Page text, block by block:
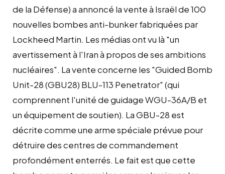
de la Défense) a annoncé la vente à Israël de 100
nouvelles bombes anti-bunker fabriquées par
Lockheed Martin. Les médias ont vu là "un
avertissement à l'Iran à propos de ses ambitions
nucléaires". La vente concerne les "Guided Bomb
Unit-28 (GBU28) BLU-113 Penetrator" (qui
comprennent l'unité de guidage WGU-36A/B et
un équipement de soutien). La GBU-28 est
décrite comme une arme spéciale prévue pour
détruire des centres de commandement
profondément enterrés. Le fait est que cette